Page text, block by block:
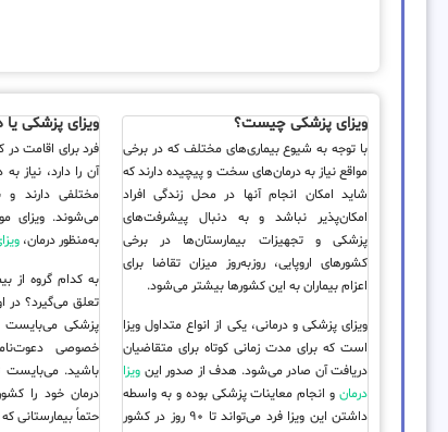
ویزای پزشکی چیست؟
با توجه به شیوع بیماری‌های مختلف که در برخی
مواقع نیاز به درمان‌های سخت و پیچیده دارند که
شاید امکان انجام آنها در محل زندگی افراد
امکان‌پذیر نباشد و به دنبال پیشرفت‌های
پزشکی و تجهیزات بیمارستان‌ها در برخی
کشورهای اروپایی، روزبه‌روز میزان تقاضا برای
اعزام بیماران به این کشورها بیشتر می‌شود.
ویزای پزشکی و درمانی، یکی از انواع متداول ویزا
است که برای مدت زمانی کوتاه برای متقاضیان
دریافت آن صادر می‌شود. هدف از صدور این ویزا
درمان و انجام معاینات پزشکی بوده و به واسطه
داشتن این ویزا فرد می‌تواند تا ۹۰ روز در کشور
ویزای پزشکی یا
فرد برای اقامت
آن را دارد، نیاز
مختلفی دارند
می‌شوند. ویزای
به‌منظور درمان،
به کدام گروه از
تعلق می‌گیرد؟ در
پزشکی می‌بایست
خصوصی
باشید. می‌بایست
درمان خود را
حتماً بیمارستانی